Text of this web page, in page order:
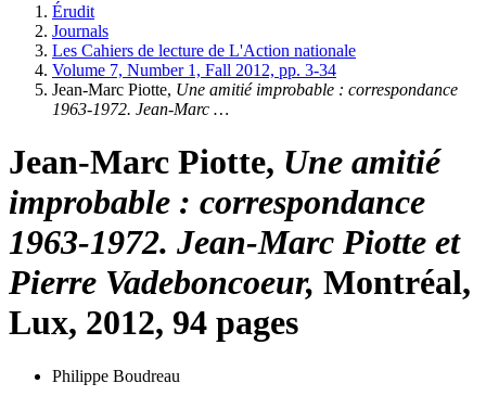
Érudit
Journals
Les Cahiers de lecture de L'Action nationale
Volume 7, Number 1, Fall 2012, pp. 3-34
Jean-Marc Piotte, Une amitié improbable : correspondance
1963-1972. Jean-Marc …
Jean-Marc Piotte, Une amitié
improbable : correspondance
1963-1972. Jean-Marc Piotte et
Pierre Vadeboncoeur, Montréal,
Lux, 2012, 94 pages
Philippe Boudreau